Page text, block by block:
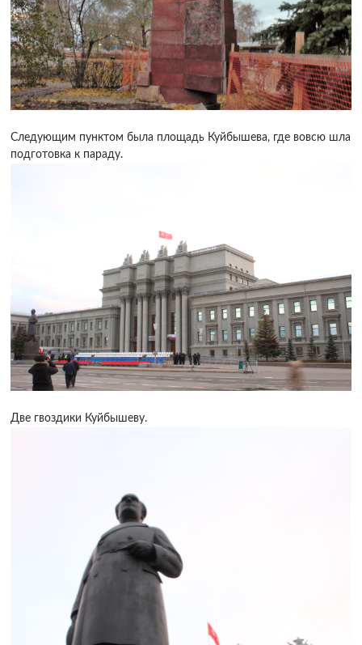
Следующим пунктом была площадь Куйбышева, где вовсю шла
подготовка к параду.
Две гвоздики Куйбышеву.